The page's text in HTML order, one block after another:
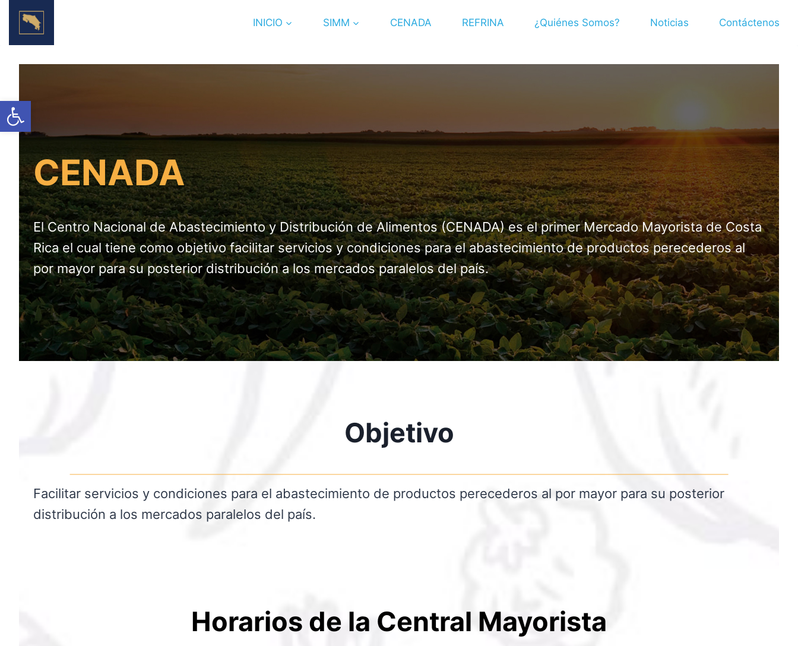
Open toolbar
INICIO SIMM CENADA REFRINA ¿Quiénes Somos? Noticias Contáctenos
CENADA
El Centro Nacional de Abastecimiento y Distribución de Alimentos (CENADA) es el primer Mercado Mayorista de Costa
Rica el cual tiene como objetivo facilitar servicios y condiciones para el abastecimiento de productos perecederos al
por mayor para su posterior distribución a los mercados paralelos del país.
Objetivo
Facilitar servicios y condiciones para el abastecimiento de productos perecederos al por mayor para su posterior
distribución a los mercados paralelos del país.
Horarios de la Central Mayorista